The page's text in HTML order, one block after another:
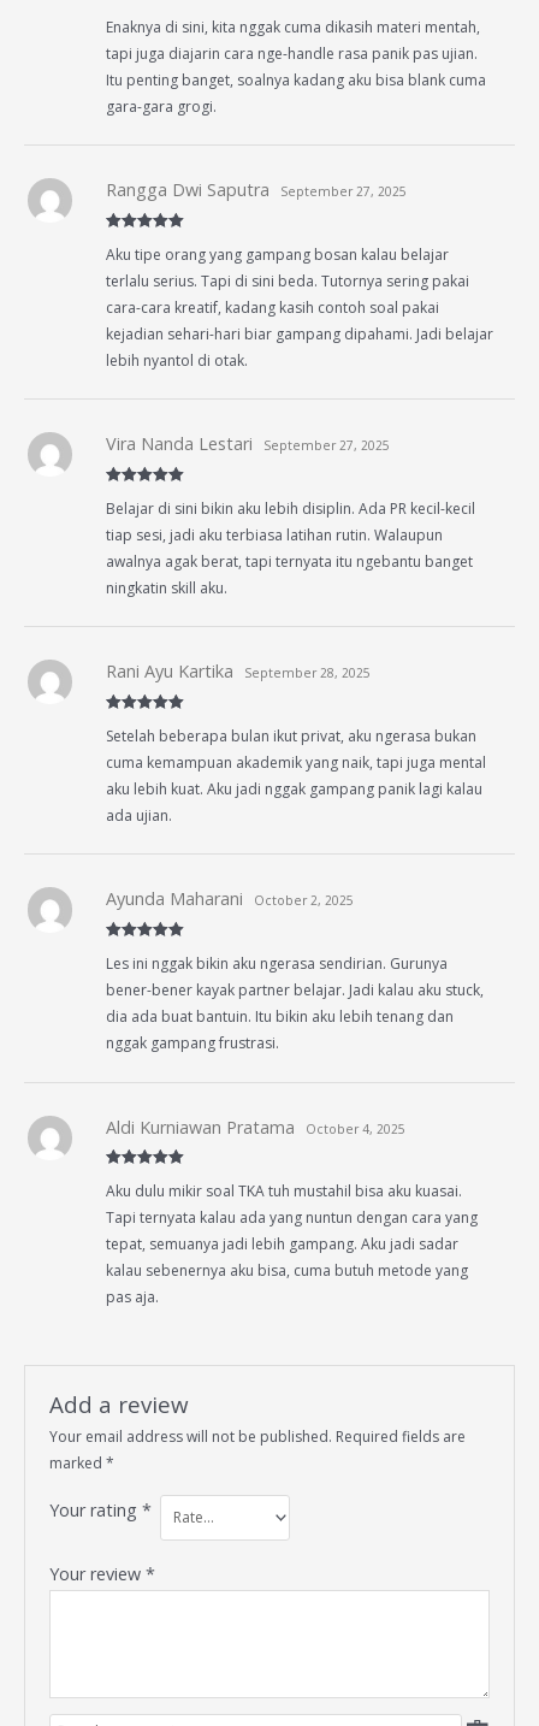
of 5
Enaknya di sini, kita nggak cuma dikasih materi mentah,
tapi juga diajarin cara nge-handle rasa panik pas ujian.
Itu penting banget, soalnya kadang aku bisa blank cuma
gara-gara grogi.
of 5
Rangga Dwi Saputra September 27, 2025
Aku tipe orang yang gampang bosan kalau belajar
terlalu serius. Tapi di sini beda. Tutornya sering pakai
cara-cara kreatif, kadang kasih contoh soal pakai
kejadian sehari-hari biar gampang dipahami. Jadi belajar
lebih nyantol di otak.
of 5
Vira Nanda Lestari September 27, 2025
Belajar di sini bikin aku lebih disiplin. Ada PR kecil-kecil
tiap sesi, jadi aku terbiasa latihan rutin. Walaupun
awalnya agak berat, tapi ternyata itu ngebantu banget
ningkatin skill aku.
of 5
Rani Ayu Kartika September 28, 2025
Setelah beberapa bulan ikut privat, aku ngerasa bukan
cuma kemampuan akademik yang naik, tapi juga mental
aku lebih kuat. Aku jadi nggak gampang panik lagi kalau
ada ujian.
of 5
Ayunda Maharani October 2, 2025
Les ini nggak bikin aku ngerasa sendirian. Gurunya
bener-bener kayak partner belajar. Jadi kalau aku stuck,
dia ada buat bantuin. Itu bikin aku lebih tenang dan
nggak gampang frustrasi.
of 5
Aldi Kurniawan Pratama October 4, 2025
Aku dulu mikir soal TKA tuh mustahil bisa aku kuasai.
Tapi ternyata kalau ada yang nuntun dengan cara yang
tepat, semuanya jadi lebih gampang. Aku jadi sadar
kalau sebenernya aku bisa, cuma butuh metode yang
pas aja.
Add a review
Your email address will not be published. Required fields are
marked*
Your rating*
Your review*